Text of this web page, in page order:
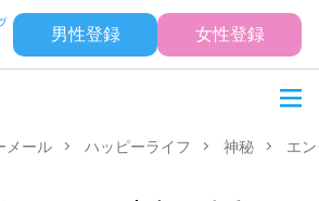
男性登録 女性登録
メール ハッピーライフ 神秘 エ